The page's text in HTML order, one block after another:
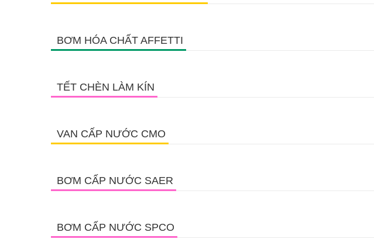
BƠM HÓA CHẤT AFFETTI
TẾT CHÈN LÀM KÍN
VAN CẤP NƯỚC CMO
BƠM CẤP NƯỚC SAER
BƠM CẤP NƯỚC SPCO